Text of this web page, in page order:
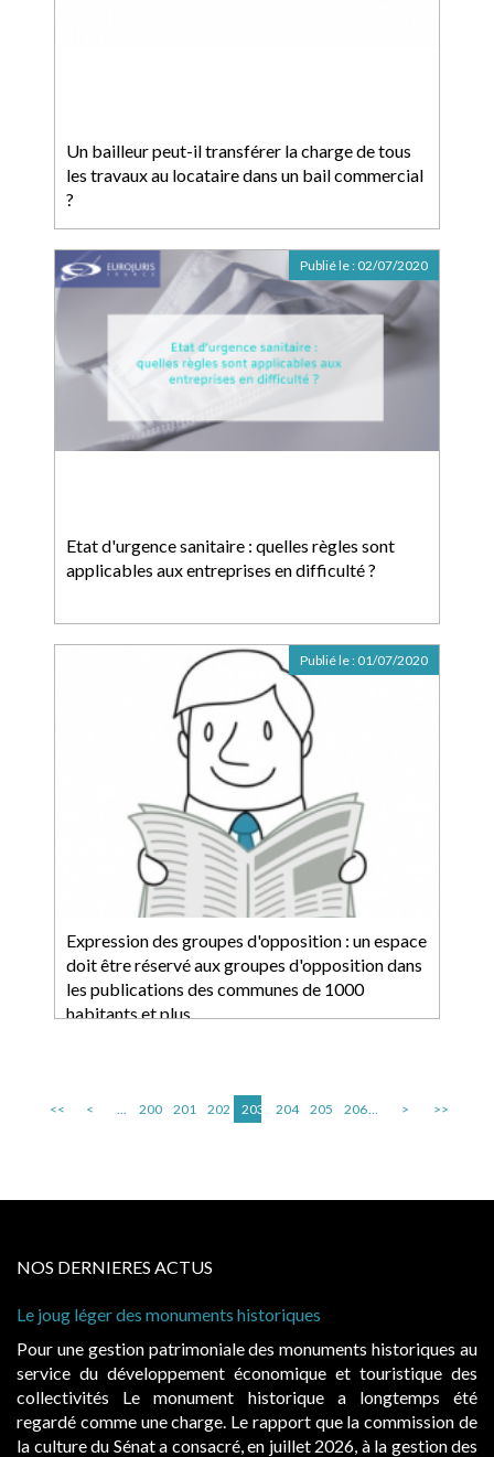
Un bailleur peut-il transférer la charge de tous
les travaux au locataire dans un bail commercial
?
Etat d'urgence sanitaire : quelles règles sont
applicables aux entreprises en difficulté ?
Publié le : 02/07/2020
Expression des groupes d'opposition : un espace
doit être réservé aux groupes d'opposition dans
les publications des communes de 1000
habitants et plus
Publié le : 01/07/2020
<< < ... 200 201 202 203 204 205 206... > >>
NOS DERNIERES ACTUS
historiques
des monuments historiques au
économique et touristique des
historique a longtemps été
Le rapport que la commission de
en juillet 2026, à la gestion des
Cabines de plage : le juge
Evocatrices des bains
également un beau sujet
public, elles donnent
d’occupation. Saisies par